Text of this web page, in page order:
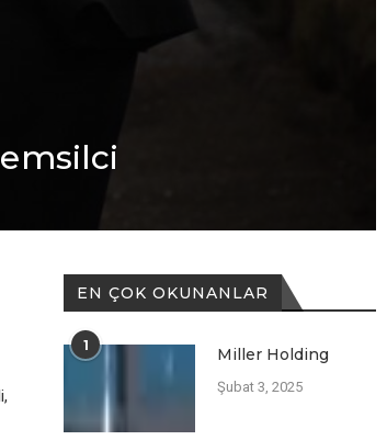
EN ÇOK OKUNANLAR
1 Miller Holding
Şubat 3, 2025